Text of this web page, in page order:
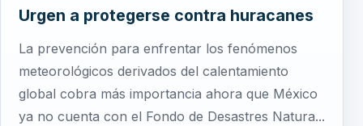
Urgen a protegerse contra huracanes
La prevención para enfrentar los fenómenos
meteorológicos derivados del calentamiento
global cobra más importancia ahora que México
ya no cuenta con el Fondo de Desastres Natura...